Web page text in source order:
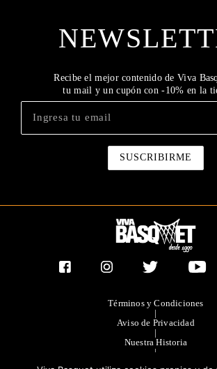
Recibe el mejor contenido de Viva
tu mail y un cupón con -10% en la
Términos y Condiciones
|
Aviso de Privacidad
|
Nuestra Historia
|